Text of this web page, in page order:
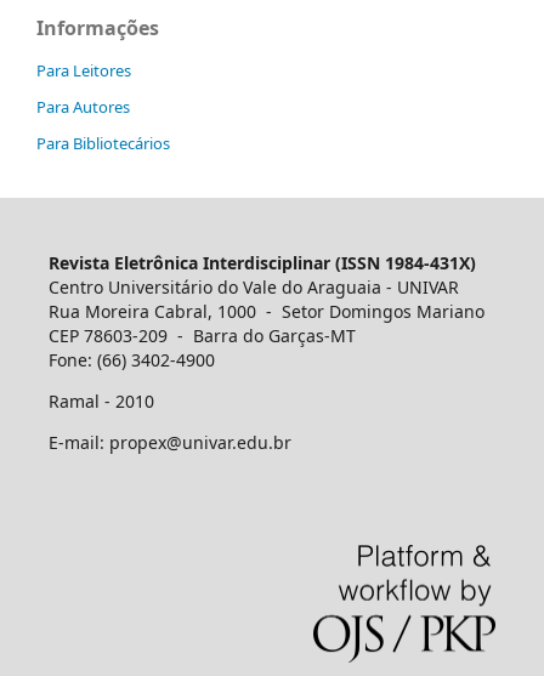
Informações
Para Leitores
Para Autores
Para Bibliotecários
Revista Eletrônica Interdisciplinar (ISSN 1984-431X)
Centro Universitário do Vale do Araguaia - UNIVAR
Rua Moreira Cabral, 1000 - Setor Domingos Mariano
CEP 78603-209 - Barra do Garças-MT
Fone: (66) 3402-4900
Ramal - 2010
E-mail: propex@univar.edu.br